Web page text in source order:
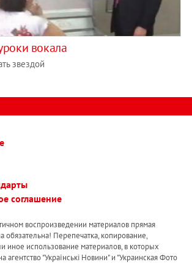
вокала
звездой
соглашение
воспроизведении материалов прямая
обязательна! Перепечатка, копирование,
иное использование материалов, в которых
агентство "Українськi Новини" и "Украинская Фото